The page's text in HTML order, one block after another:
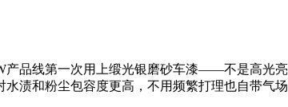
产品线第一次用上缎光银磨砂车漆——不是高光
渍和粉尘包容度更高，不用频繁打理也自带气场